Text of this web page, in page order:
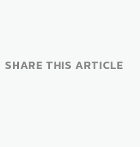
SHARE THIS ARTICLE